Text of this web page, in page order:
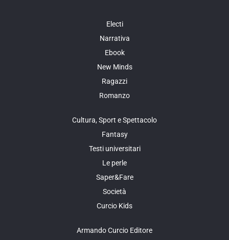
Electi
Narrativa
Ebook
New Minds
Ragazzi
Romanzo
Cultura, Sport e Spettacolo
Fantasy
Testi universitari
Le perle
Saper&Fare
Società
Curcio Kids
Armando Curcio Editore